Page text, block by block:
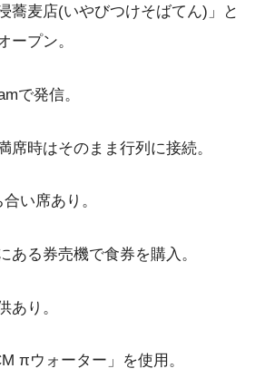
蕎麦店(いやびつけそばてん)」と
ープン。
で発信。
席時はそのまま行列に接続。
い席あり。
ある券売機で食券を購入。
あり。
πウォーター」を使用。